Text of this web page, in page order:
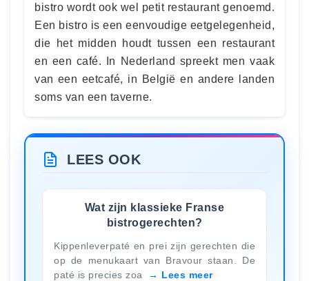
bistro wordt ook wel petit restaurant genoemd.
Een bistro is een eenvoudige eetgelegenheid,
die het midden houdt tussen een restaurant
en een café. In Nederland spreekt men vaak
van een eetcafé, in België en andere landen
soms van een taverne.
LEES OOK
Wat zijn klassieke Franse
bistrogerechten?
Kippenleverpaté en prei zijn gerechten die
op de menukaart van Bravour staan. De
paté is precies zoa
Lees meer